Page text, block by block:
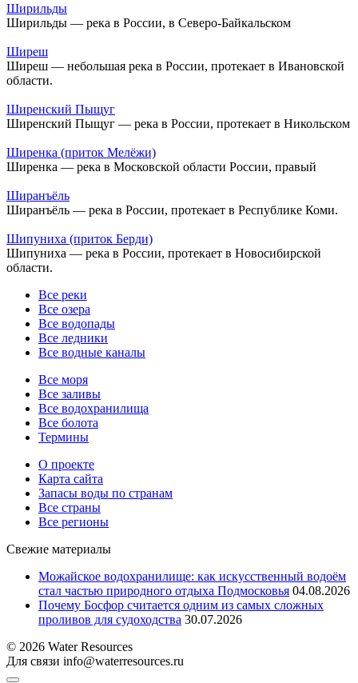
Ширильды
Ширильды — река в России, в Северо-Байкальском
Ширеш
Ширеш — небольшая река в России, протекает в Ивановской
области.
Ширенский Пыщуг
Ширенский Пыщуг — река в России, протекает в Никольском
Ширенка (приток Мелёжи)
Ширенка — река в Московской области России, правый
Ширанъёль
Ширанъёль — река в России, протекает в Республике Коми.
Шипуниха (приток Берди)
Шипуниха — река в России, протекает в Новосибирской
области.
Все реки
Все озера
Все водопады
Все ледники
Все водные каналы
Все моря
Все заливы
Все водохранилища
Все болота
Термины
О проекте
Карта сайта
Запасы воды по странам
Все страны
Все регионы
Свежие материалы
Можайское водохранилище: как искусственный водоём
стал частью природного отдыха Подмосковья 04.08.2026
Почему Босфор считается одним из самых сложных
проливов для судоходства 30.07.2026
© 2026 Water Resources
Для связи info@waterresources.ru